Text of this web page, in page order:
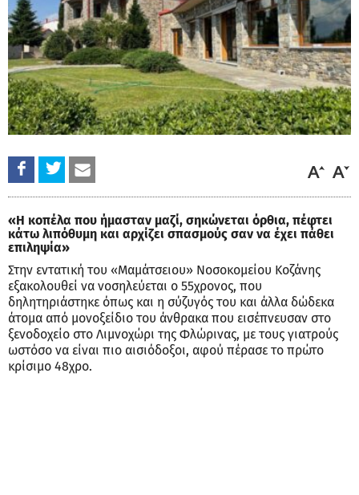
«Η κοπέλα που ήμασταν μαζί, σηκώνεται όρθια, πέφτει
κάτω λιπόθυμη και αρχίζει σπασμούς σαν να έχει πάθει
επιληψία»
Στην εντατική του «Μαμάτσειου» Νοσοκομείου Κοζάνης
εξακολουθεί να νοσηλεύεται ο 55χρονος, που
δηλητηριάστηκε όπως και η σύζυγός του και άλλα δώδεκα
άτομα από μονοξείδιο του άνθρακα που εισέπνευσαν στο
ξενοδοχείο στο Λιμνοχώρι της Φλώρινας, με τους γιατρούς
ωστόσο να είναι πιο αισιόδοξοι, αφού πέρασε το πρώτο
κρίσιμο 48χρο.